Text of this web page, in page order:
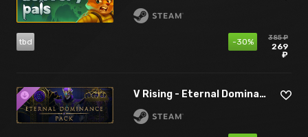
tbd -30% 385 ₽
269
₽
V Rising - Eternal Dominance Pack